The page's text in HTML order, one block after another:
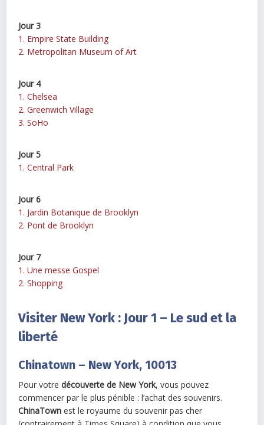
Jour 3
1. Empire State Building
2. Metropolitan Museum of Art
Jour 4
1. Chelsea
2. Greenwich Village
3. SoHo
Jour 5
1. Central Park
Jour 6
1. Jardin Botanique de Brooklyn
2. Pont de Brooklyn
Jour 7
1. Une messe Gospel
2. Shopping
Visiter New York : Jour 1 – Le sud et la
liberté
Chinatown – New York, 10013
Pour votredécouverte de New York, vous pouvez
commencer par le plus pénible : l’achat des souvenirs.
ChinaTown est le royaume du souvenir pas cher